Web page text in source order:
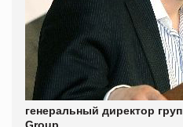
генеральный директор
Group